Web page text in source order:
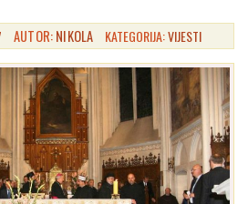
AUTOR:NIKOLA KATEGORIJA:VIJESTI